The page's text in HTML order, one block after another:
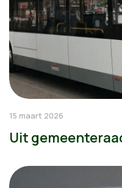
15 maart 2026
Uit